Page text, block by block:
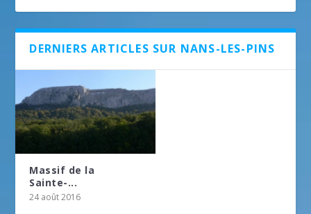
DERNIERS ARTICLES SUR NANS-LES-PINS
Massif de la
Sainte-...
24 août 2016